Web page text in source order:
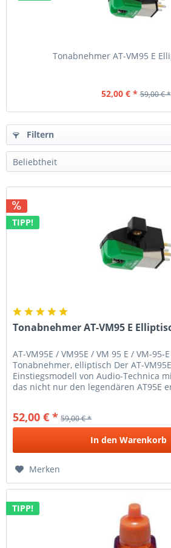
Tonabnehmer AT-VM95 E
52,00 € * 59,00 € *
Filtern
TIPP!
Tonabnehmer AT-VM95 E
AT-VM95E / VM95E / VM 95 E / VM-95-
Tonabnehmer, elliptisch Der AT-
Einstiegsmodell von Audio-Technica
das nicht nur den legendären AT95E
52,00 € * 59,00 € *
In den Warenkorb
Merken
TIPP!